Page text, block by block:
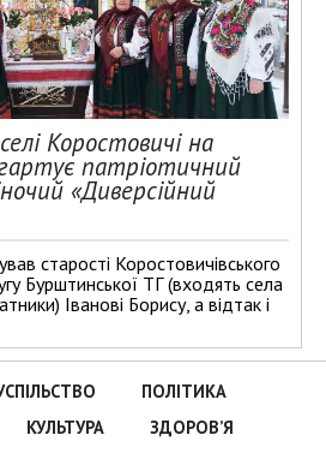
Коростовичі на
патріотичний
«Диверсійний
старості Коростовичівського
Бурштинської ТГ (входять села
Іванові Борису, а відтак і
ПОЛІТИКА
КУЛЬТУРА
ЗДОРОВ’Я